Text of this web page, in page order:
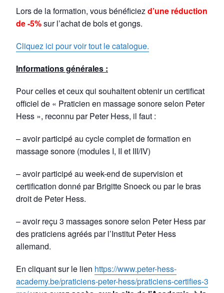
Lors de la formation, vous bénéficiezd’une réduction
de -5%sur l’achat de bols et gongs.
Cliquez ici pour voir tout le catalogue.
Informations générales :
Pour celles et ceux qui souhaitent obtenir un certificat
officiel de « Praticien en massage sonore selon Peter
Hess », reconnu par Peter Hess, il faut :
– avoir participé au cycle complet de formation en
massage sonore (modules I, II et III/IV)
– avoir participé au week-end de supervision et
certification donné par Brigitte Snoeck ou par le bras
droit de Peter Hess.
– avoir reçu 3 massages sonore selon Peter Hess par
des praticiens agréés par l’Institut Peter Hess
allemand.
En cliquant sur le lien https://www.peter-hess-
academy.be/praticiens-peter-hess/praticiens-certifies-3-